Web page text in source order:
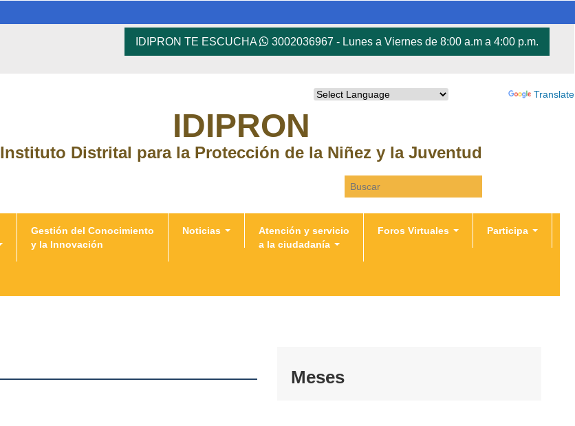
IDIPRON TE ESCUCHA 3002036967 - Lunes a Viernes de 8:00 a.m a 4:00 p.m.
Translate
Search this site
IDIPRON
Instituto Distrital para la Protección de la Niñez y la Juventud
Gestión del Conocimiento
y la Innovación
Noticias
Atención y servicio
a la ciudadanía
Foros Virtuales Participa
Meses